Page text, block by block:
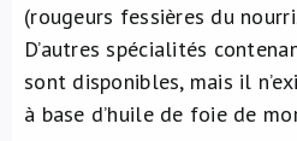
(rougeurs fessières du
D’autres spécialités
sont disponibles, mais il
à base d’huile de foie de